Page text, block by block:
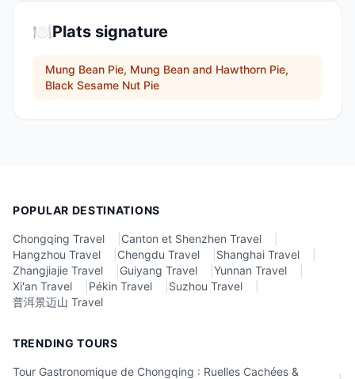
🍽️Plats signature
Mung Bean Pie, Mung Bean and Hawthorn Pie,
Black Sesame Nut Pie
POPULAR DESTINATIONS
Chongqing Travel Canton et Shenzhen Travel
Hangzhou Travel
Chengdu Travel Shanghai Travel
Zhangjiajie Travel
Guiyang Travel Yunnan Travel
Xi'an Travel
Pékin Travel Suzhou Travel
普洱景迈山 Travel
TRENDING TOURS
Tour Gastronomique de Chongqing : Ruelles Cachées &